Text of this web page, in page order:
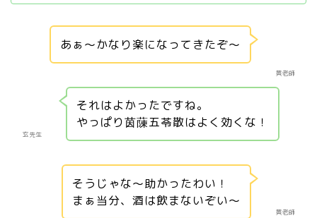
黄老師
あぁ～かなり楽になってきたぞ～
玄先生
それはよかったですね。
やっぱり茵蔯五苓散はよく効くな！
黄老師
そうじゃな～助かったわい！
まぁ当分、酒は飲まないぞい～